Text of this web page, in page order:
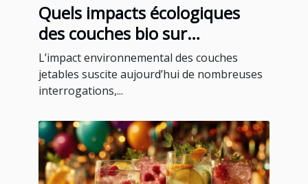
Quels impacts écologiques
des couches bio sur
l'environnement ?
L’impact environnemental des couches
jetables suscite aujourd’hui de nombreuses
interrogations,...